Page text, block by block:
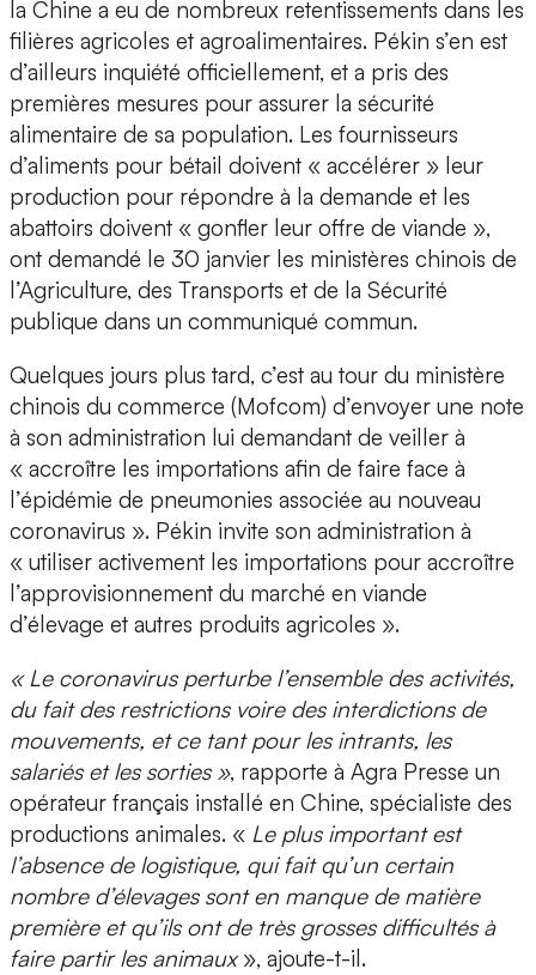
la Chine a eu de nombreux retentissements dans les
filières agricoles et agroalimentaires. Pékin s’en est
d’ailleurs inquiété officiellement, et a pris des
premières mesures pour assurer la sécurité
alimentaire de sa population. Les fournisseurs
d’aliments pour bétail doivent « accélérer » leur
production pour répondre à la demande et les
abattoirs doivent « gonfler leur offre de viande »,
ont demandé le 30 janvier les ministères chinois de
l’Agriculture, des Transports et de la Sécurité
publique dans un communiqué commun.
Quelques jours plus tard, c’est au tour du ministère
chinois du commerce (Mofcom) d’envoyer une note
à son administration lui demandant de veiller à
« accroître les importations afin de faire face à
l’épidémie de pneumonies associée au nouveau
coronavirus ». Pékin invite son administration à
« utiliser activement les importations pour accroître
l’approvisionnement du marché en viande
d’élevage et autres produits agricoles ».
« Le coronavirus perturbe l’ensemble des activités,
du fait des restrictions voire des interdictions de
mouvements, et ce tant pour les intrants, les
salariés et les sorties », rapporte à Agra Presse un
opérateur français installé en Chine, spécialiste des
productions animales. « Le plus important est
l’absence de logistique, qui fait qu’un certain
nombre d’élevages sont en manque de matière
première et qu’ils ont de très grosses difficultés à
faire partir les animaux», ajoute-t-il.